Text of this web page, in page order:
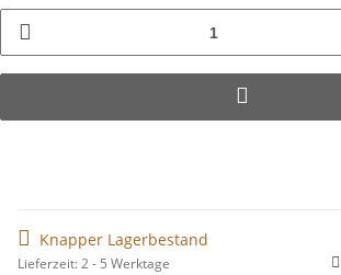
Knapper Lagerbestand
Lieferzeit: 2 - 5 Werktage